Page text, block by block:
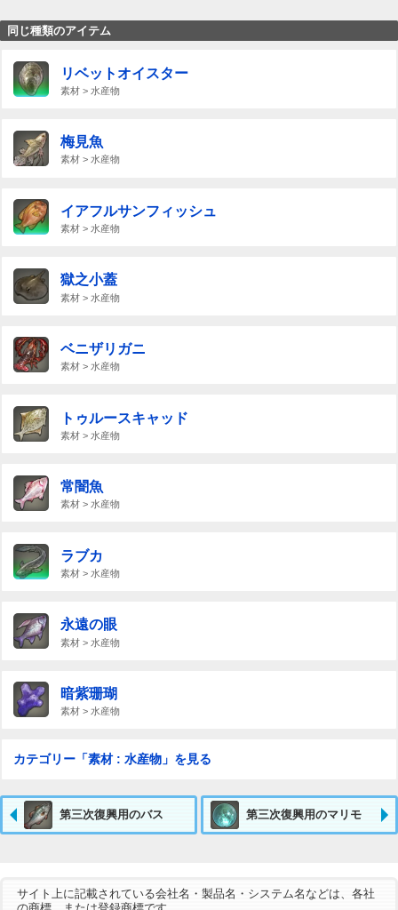
同じ種類のアイテム
リベットオイスター
素材 > 水産物
梅見魚
素材 > 水産物
イアフルサンフィッシュ
素材 > 水産物
獄之小蓋
素材 > 水産物
ベニザリガニ
素材 > 水産物
トゥルースキャッド
素材 > 水産物
常闇魚
素材 > 水産物
ラブカ
素材 > 水産物
永遠の眼
素材 > 水産物
暗紫珊瑚
素材 > 水産物
カテゴリー「素材 : 水産物」を見る
第三次復興用のバス 第三次復興用のマリモ
サイト上に記載されている会社名・製品名・システム名などは、各社